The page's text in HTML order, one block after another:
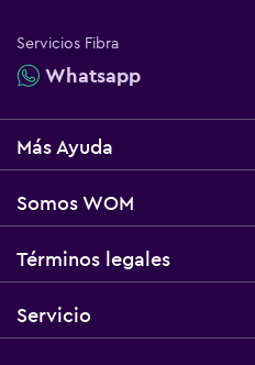
Servicios Fibra
Whatsapp
Más Ayuda
Somos WOM
Términos legales
Servicio